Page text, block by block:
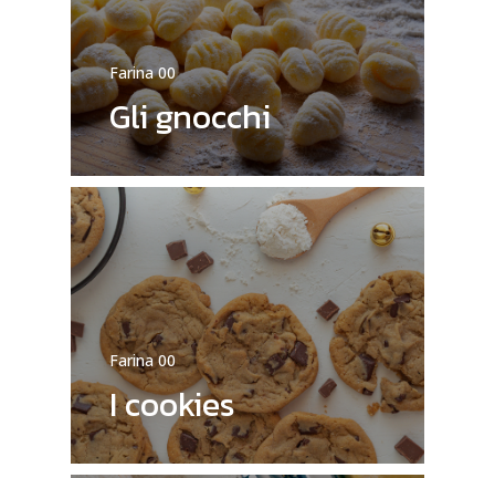
Farina 00
Gli gnocchi
Farina 00
I cookies